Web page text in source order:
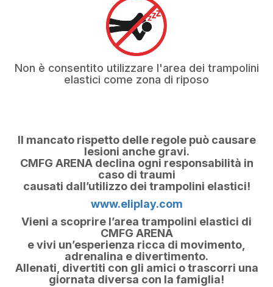
Non è consentito utilizzare l'area dei trampolini
elastici come zona di riposo
Il mancato rispetto delle regole può causare
lesioni anche gravi.
CMFG ARENA declina ogni responsabilità in
caso di traumi
causati dall’utilizzo dei trampolini elastici!
www.eliplay.com
Vieni a scoprire l’area trampolini elastici di
CMFG ARENA
e vivi un’esperienza ricca di movimento,
adrenalina e divertimento.
Allenati, divertiti con gli amici o trascorri una
giornata diversa con la famiglia!